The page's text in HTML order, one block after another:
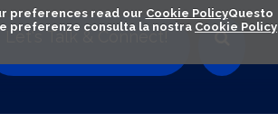
preferences read our Cookie PolicyQuesto
preferenze consulta la nostra Cookie Policy
Let's Talk & Connect!